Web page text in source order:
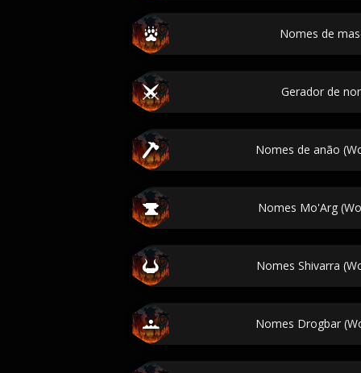
Nomes de
Gerador de
Nomes de anão
Nomes Mo'Arg
Nomes Shivarra
Nomes Drogbar